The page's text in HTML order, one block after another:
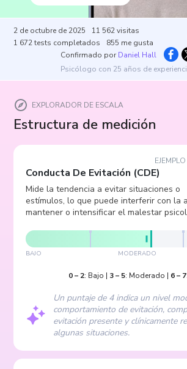
2 de octubre de 2025 11 562 visitas
1 672 tests completados 855 me gusta
Confirmado por Daniel Hall
Psicólogo con 25 años de
EXPLORADOR DE ESCALA
Estructura de medición
Conducta De Evitación (CDE)
Mide la tendencia a evitar situaciones o
estímulos, lo que puede interferir con la
mantener o intensificar el malestar
BAJO MODERADO
0– 2: Bajo | 3– 5: Moderado | 6– 7
Un puntaje de 4 indica un nivel
comportamiento de evitación,
evitación presente y clínicamente
algunas situaciones.